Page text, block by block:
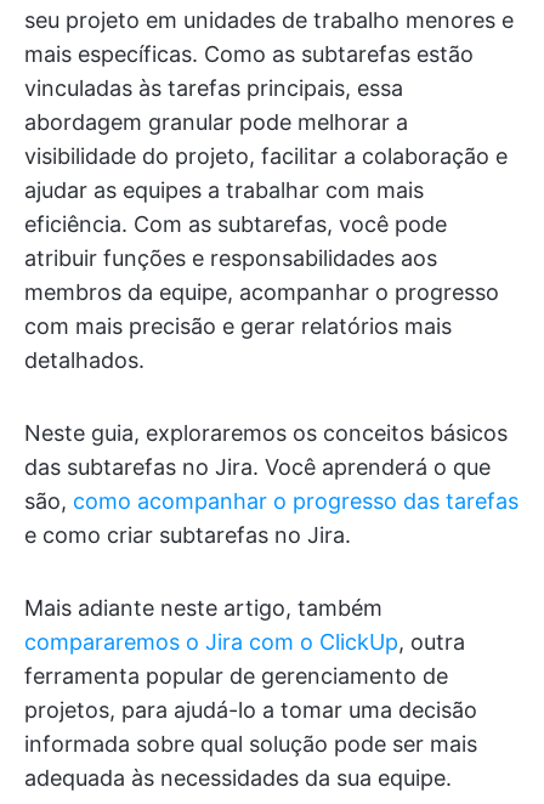
seu projeto em unidades de trabalho menores e
mais específicas. Como as subtarefas estão
vinculadas às tarefas principais, essa
abordagem granular pode melhorar a
visibilidade do projeto, facilitar a colaboração e
ajudar as equipes a trabalhar com mais
eficiência. Com as subtarefas, você pode
atribuir funções e responsabilidades aos
membros da equipe, acompanhar o progresso
com mais precisão e gerar relatórios mais
detalhados.
Neste guia, exploraremos os conceitos básicos
das subtarefas no Jira. Você aprenderá o que
são, como acompanhar o progresso das tarefas
e como criar subtarefas no Jira.
Mais adiante neste artigo, também
compararemos o Jira com o ClickUp, outra
ferramenta popular de gerenciamento de
projetos, para ajudá-lo a tomar uma decisão
informada sobre qual solução pode ser mais
adequada às necessidades da sua equipe.